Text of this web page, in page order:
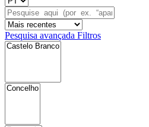
Pesquisa avançada Filtros